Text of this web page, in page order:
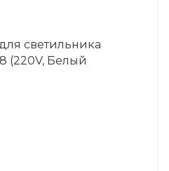
светильника
(220V, Белый